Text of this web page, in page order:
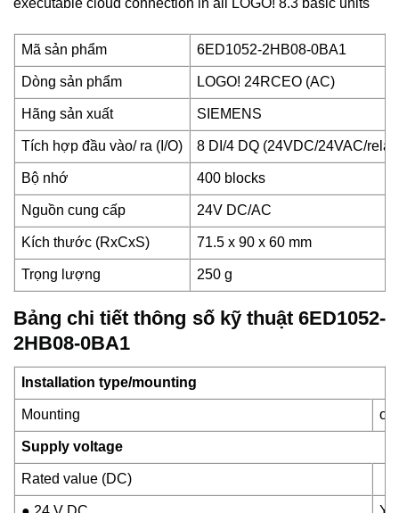
executable cloud connection in all LOGO! 8.3 basic units
Mã sản phẩm 6ED1052-2HB08-0BA1
Dòng sản phẩm LOGO! 24RCEO (AC)
Hãng sản xuất SIEMENS
Tích hợp đầu vào/ ra (I/O) 8 DI/4 DQ (24VDC/24VAC/
Bộ nhớ 400 blocks
Nguồn cung cấp 24V DC/AC
Kích thước (RxCxS) 71.5 x 90 x 60 mm
Trọng lượng 250 g
Bảng chi tiết thông số kỹ thuật 6ED1052-
2HB08-0BA1
Installation type/mounting
Mounting on
Supply voltage
Rated value (DC)